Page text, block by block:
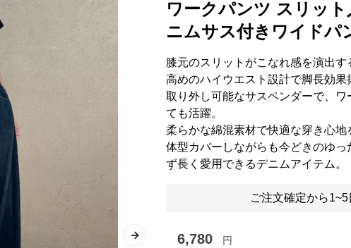
Next slide
ワークパンツ スリッ
ニムサス付きワイドパ
膝元のスリットがこなれ感を演出す
高めのハイウエスト設計で脚長効果
取り外し可能なサスペンダーで、
ても活躍。
柔らかな綿混素材で快適な穿き心地
体型カバーしながらも今どきのゆ
ず長く愛用できるデニムアイテム。
ご注文確定から
6,780 円